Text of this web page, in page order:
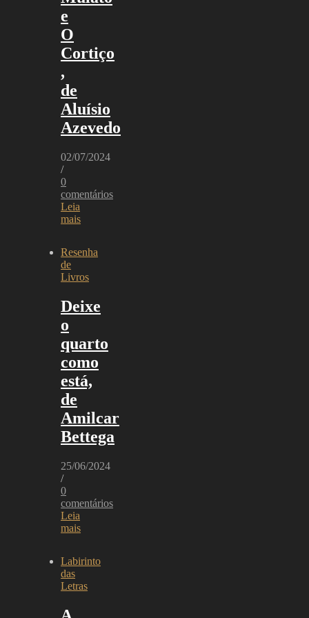
e
O
Cortiço
,
de
Aluísio
Azevedo
02/07/2024
/
0
comentários
Leia
mais
Resenha
de
Livros
Deixe
o
quarto
como
está,
de
Amilcar
Bettega
25/06/2024
/
0
comentários
Leia
mais
Labirinto
das
Letras